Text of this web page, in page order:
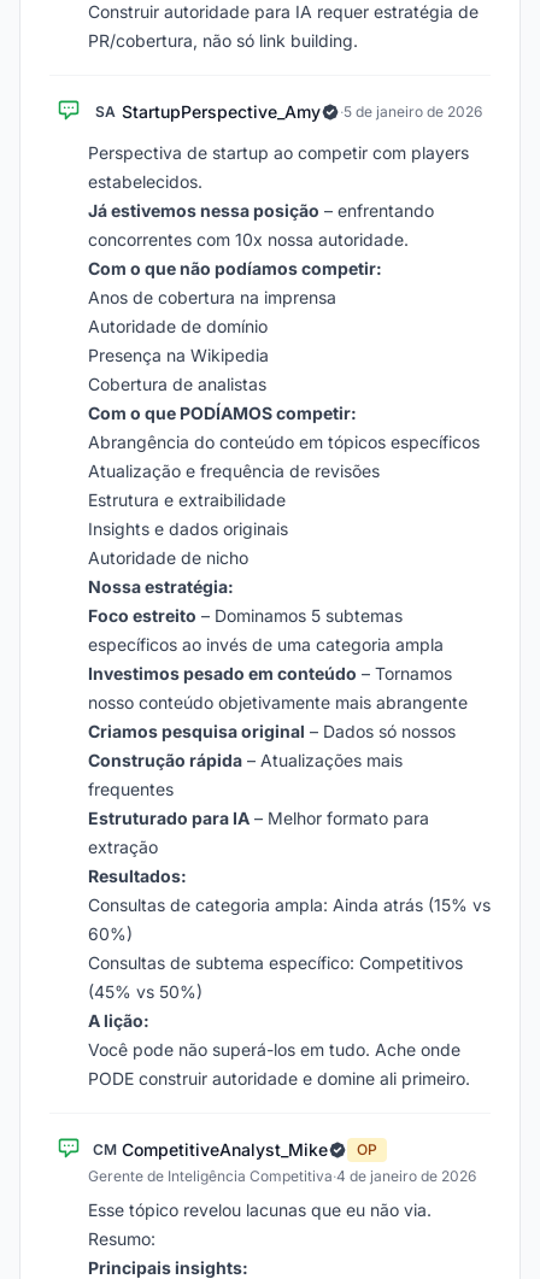
Construir autoridade para IA requer estratégia de
PR/cobertura, não só link building.
SA StartupPerspective_Amy ·5 de janeiro de 2026
Perspectiva de startup ao competir com players
estabelecidos.
Já estivemos nessa posição – enfrentando
concorrentes com 10x nossa autoridade.
Com o que não podíamos competir:
Anos de cobertura na imprensa
Autoridade de domínio
Presença na Wikipedia
Cobertura de analistas
Com o que PODÍAMOS competir:
Abrangência do conteúdo em tópicos específicos
Atualização e frequência de revisões
Estrutura e extraibilidade
Insights e dados originais
Autoridade de nicho
Nossa estratégia:
Foco estreito – Dominamos 5 subtemas
específicos ao invés de uma categoria ampla
Investimos pesado em conteúdo – Tornamos
nosso conteúdo objetivamente mais abrangente
Criamos pesquisa original – Dados só nossos
Construção rápida – Atualizações mais
frequentes
Estruturado para IA – Melhor formato para
extração
Resultados:
Consultas de categoria ampla: Ainda atrás (15% vs
60%)
Consultas de subtema específico: Competitivos
(45% vs 50%)
A lição:
Você pode não superá-los em tudo. Ache onde
PODE construir autoridade e domine ali primeiro.
CM CompetitiveAnalyst_Mike
OP
Gerente de Inteligência Competitiva·4 de janeiro de 2026
Esse tópico revelou lacunas que eu não via.
Resumo:
Principais insights: